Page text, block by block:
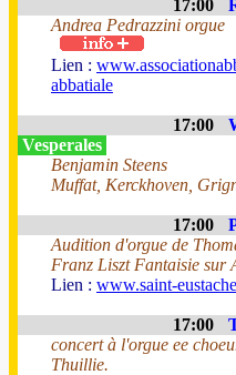
17:00
Andrea Pedrazzini orgue
Lien :
abbatiale
17:00
Vesperales
Benjamin Steens
Muffat, Kerckhoven,
17:00
Audition d'orgue de
Franz Liszt Fantaisie sur
Lien : www.saint-
17:00
concert à l'orgue ee
Thuillie.